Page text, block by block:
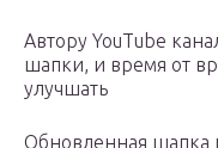
Автору YouTube
шапки, и время от
улучшать
Обновленная шапка